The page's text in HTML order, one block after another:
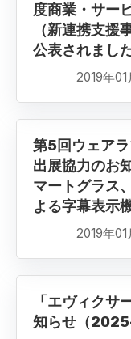
度商業・サー
（新連携支援
公表されまし
2019年01
第5回ウェア
出展協力のお
マートグラス
よる字幕表示
2019年01
「エヴィクサ
知らせ（